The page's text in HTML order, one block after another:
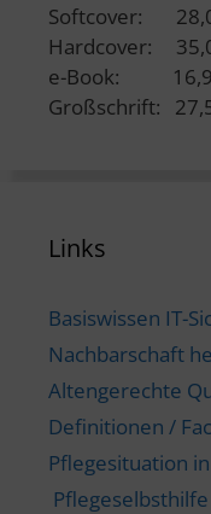
Softcover:
Hardcover:
e-Book:
Großschrift:
Links
Basiswissen IT-
Nachbarschaft
Altengerechte
Definitionen /
Pflegesituation